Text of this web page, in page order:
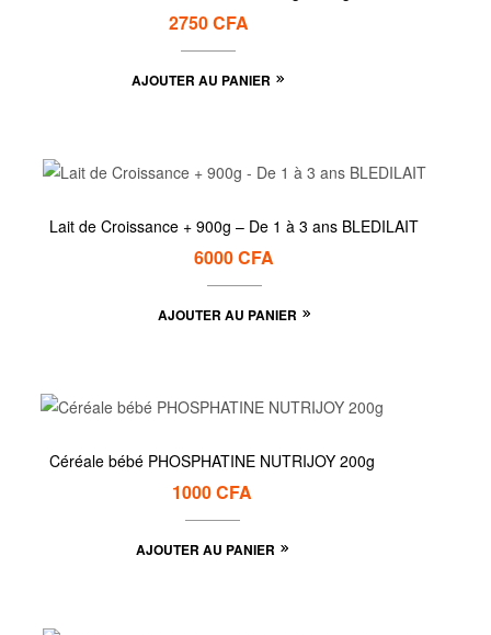
2750CFA
AJOUTER AU PANIER
Lait de Croissance + 900g – De 1 à 3 ans BLEDILAIT
6000CFA
AJOUTER AU PANIER
Céréale bébé PHOSPHATINE NUTRIJOY 200g
1000CFA
AJOUTER AU PANIER